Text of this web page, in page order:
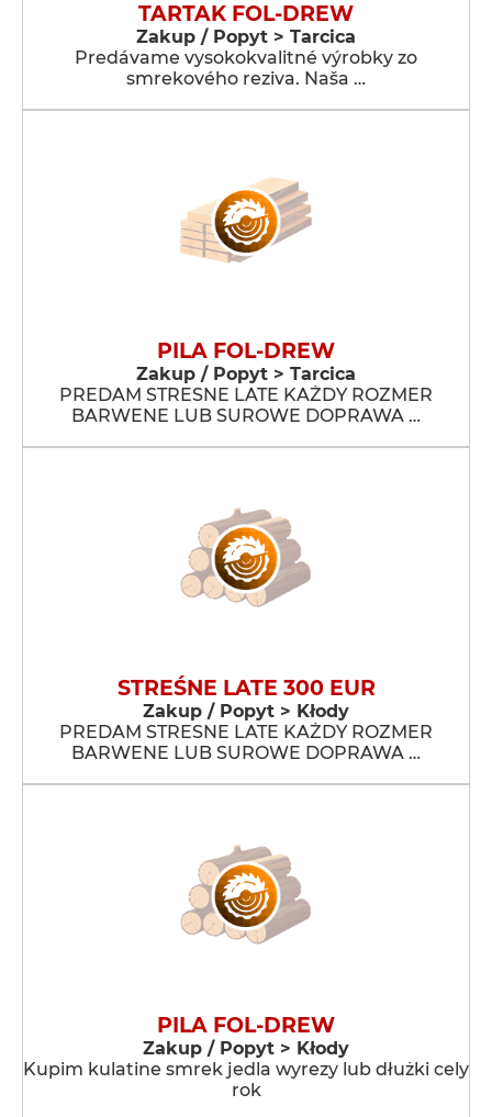
TARTAK FOL-DREW
Zakup / Popyt > Tarcica
Predávame vysokokvalitné výrobky zo
smrekového reziva. Naša …
PILA FOL-DREW
Zakup / Popyt > Tarcica
PREDAM STRESNE LATE KAŻDY ROZMER
BARWENE LUB SUROWE DOPRAWA …
STREŚNE LATE 300 EUR
Zakup / Popyt > Kłody
PREDAM STRESNE LATE KAŻDY ROZMER
BARWENE LUB SUROWE DOPRAWA …
PILA FOL-DREW
Zakup / Popyt > Kłody
Kupim kulatine smrek jedla wyrezy lub dłużki cely
rok